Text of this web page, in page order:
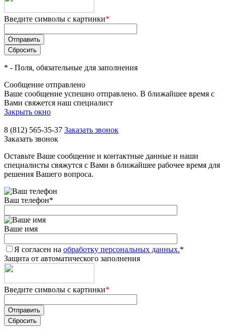
Введите символы с картинки*
* - Поля, обязательные для заполнения
Сообщение отправлено
Ваше сообщение успешно отправлено. В ближайшее время с
Вами свяжется наш специалист
Закрыть окно
8 (812) 565-35-37 Заказать звонок
Заказать звонок
Оставьте Ваше сообщение и контактные данные и наши
специалисты свяжутся с Вами в ближайшее рабочее время для
решения Вашего вопроса.
Ваш телефон*
Ваше имя
Я согласен на обработку персональных данных.*
Защита от автоматического заполнения
Введите символы с картинки*